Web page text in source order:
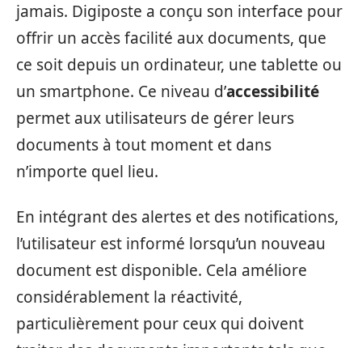
jamais. Digiposte a conçu son interface pour
offrir un accès facilité aux documents, que
ce soit depuis un ordinateur, une tablette ou
un smartphone. Ce niveau d’accessibilité
permet aux utilisateurs de gérer leurs
documents à tout moment et dans
n’importe quel lieu.
En intégrant des alertes et des notifications,
l’utilisateur est informé lorsqu’un nouveau
document est disponible. Cela améliore
considérablement la réactivité,
particulièrement pour ceux qui doivent